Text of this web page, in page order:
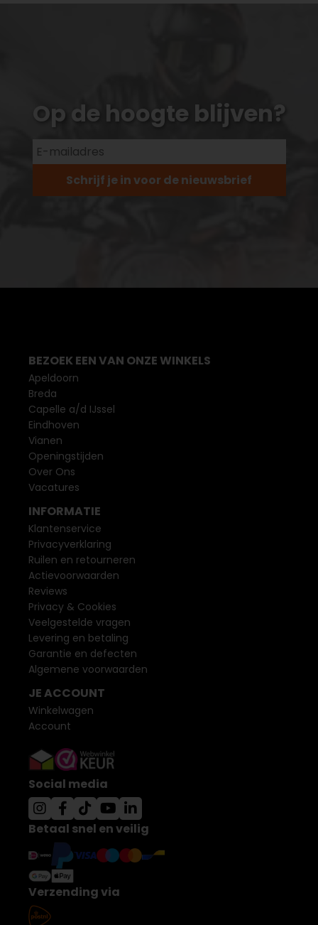
Op de hoogte blijven?
Schrijf je in voor de nieuwsbrief
BEZOEK EEN VAN ONZE WINKELS
Apeldoorn
Breda
Capelle a/d IJssel
Eindhoven
Vianen
Openingstijden
Over Ons
Vacatures
INFORMATIE
Klantenservice
Privacyverklaring
Ruilen en retourneren
Actievoorwaarden
Reviews
Privacy & Cookies
Veelgestelde vragen
Levering en betaling
Garantie en defecten
Algemene voorwaarden
JE ACCOUNT
Winkelwagen
Account
Social media
Betaal snel en veilig
Verzending via